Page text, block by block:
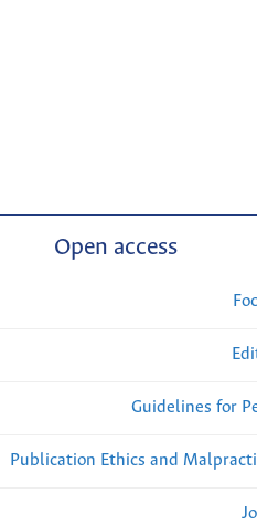
Open access
Guidelines for
Publication Ethics and